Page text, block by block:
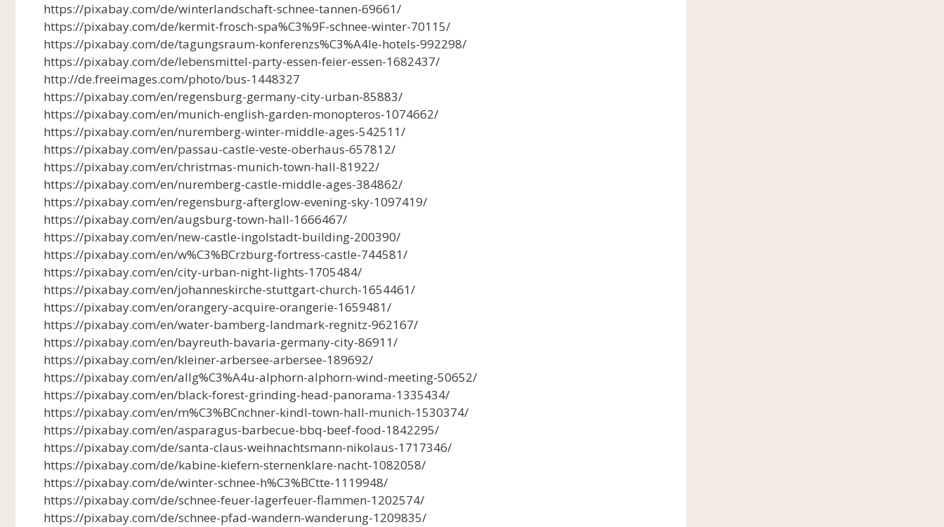
https://pixabay.com/de/winterlandschaft-schnee-tannen-69661/
https://pixabay.com/de/kermit-frosch-spa%C3%9F-schnee-winter-70115/
https://pixabay.com/de/tagungsraum-konferenzs%C3%A4le-hotels-992298/
https://pixabay.com/de/lebensmittel-party-essen-feier-essen-1682437/
http://de.freeimages.com/photo/bus-1448327
https://pixabay.com/en/regensburg-germany-city-urban-85883/
https://pixabay.com/en/munich-english-garden-monopteros-1074662/
https://pixabay.com/en/nuremberg-winter-middle-ages-542511/
https://pixabay.com/en/passau-castle-veste-oberhaus-657812/
https://pixabay.com/en/christmas-munich-town-hall-81922/
https://pixabay.com/en/nuremberg-castle-middle-ages-384862/
https://pixabay.com/en/regensburg-afterglow-evening-sky-1097419/
https://pixabay.com/en/augsburg-town-hall-1666467/
https://pixabay.com/en/new-castle-ingolstadt-building-200390/
https://pixabay.com/en/w%C3%BCrzburg-fortress-castle-744581/
https://pixabay.com/en/city-urban-night-lights-1705484/
https://pixabay.com/en/johanneskirche-stuttgart-church-1654461/
https://pixabay.com/en/orangery-acquire-orangerie-1659481/
https://pixabay.com/en/water-bamberg-landmark-regnitz-962167/
https://pixabay.com/en/bayreuth-bavaria-germany-city-86911/
https://pixabay.com/en/kleiner-arbersee-arbersee-189692/
https://pixabay.com/en/allg%C3%A4u-alphorn-alphorn-wind-meeting-50652/
https://pixabay.com/en/black-forest-grinding-head-panorama-1335434/
https://pixabay.com/en/m%C3%BCnchner-kindl-town-hall-munich-1530374/
https://pixabay.com/en/asparagus-barbecue-bbq-beef-food-1842295/
https://pixabay.com/de/santa-claus-weihnachtsmann-nikolaus-1717346/
https://pixabay.com/de/kabine-kiefern-sternenklare-nacht-1082058/
https://pixabay.com/de/winter-schnee-h%C3%BCtte-1119948/
https://pixabay.com/de/schnee-feuer-lagerfeuer-flammen-1202574/
https://pixabay.com/de/schnee-pfad-wandern-wanderung-1209835/